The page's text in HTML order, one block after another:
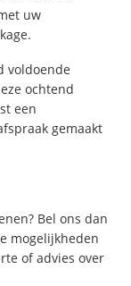
uw
voldoende
ochtend
een
gemaakt
Bel ons dan
mogelijkheden
of advies over